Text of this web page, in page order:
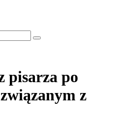
pisarza po
z